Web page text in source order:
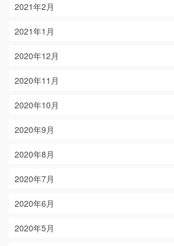
2021年2月
2021年1月
2020年12月
2020年11月
2020年10月
2020年9月
2020年8月
2020年7月
2020年6月
2020年5月